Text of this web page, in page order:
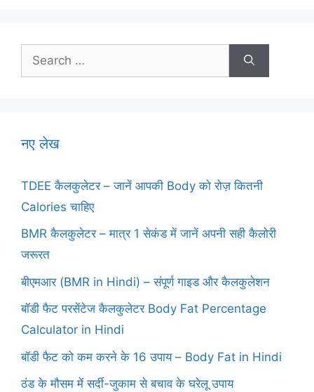
Search
for:
नए लेख
TDEE कैलकुलेटर – जानें आपकी Body को रोज़ कितनी
Calories चाहिए
BMR कैलकुलेटर – मात्र 1 सेकंड में जानें अपनी सही कैलोरी
जरूरत
बीएमआर (BMR in Hindi) – संपूर्ण गाइड और कैलकुलेशन
बॉडी फैट परसेंटेज कैलकुलेटर Body Fat Percentage
Calculator in Hindi
बॉडी फैट को कम करने के 16 उपाय – Body Fat in Hindi
ठंड के मौसम में सर्दी-जुकाम से बचाव के घरेलू उपाय